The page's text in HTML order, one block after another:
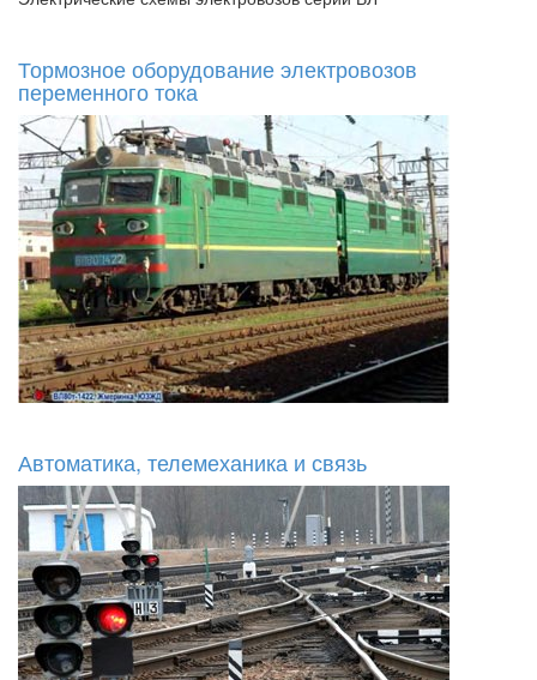
Тормозное оборудование электровозов
переменного тока
Автоматика, телемеханика и связь